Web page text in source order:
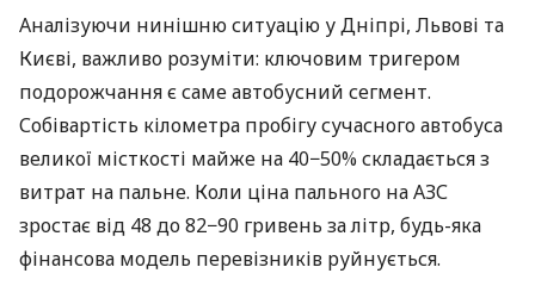
Аналізуючи нинішню ситуацію у Дніпрі, Львові та
Києві, важливо розуміти: ключовим тригером
подорожчання є саме автобусний сегмент.
Собівартість кілометра пробігу сучасного автобуса
великої місткості майже на 40−50% складається з
витрат на пальне. Коли ціна пального на АЗС
зростає від 48 до 82−90 гривень за літр, будь-яка
фінансова модель перевізників руйнується.